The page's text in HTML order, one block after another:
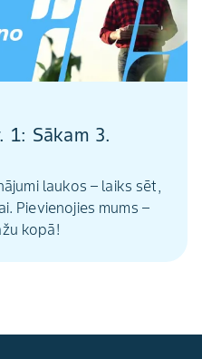
1: Sākam 3.
laukos – laiks sēt,
Pievienojies mums –
kopā!